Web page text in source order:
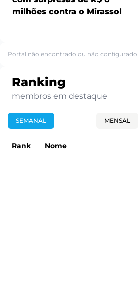
milhões contra o Mirassol
Portal não encontrado ou não configurado
Ranking
membros em destaque
SEMANAL MENSAL
Rank Nome